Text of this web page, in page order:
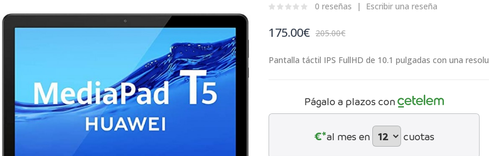
0 reseñas Escribir una reseña
175.00€ 205.00€
Pantalla táctil IPS FullHD de 10.1 pulgadas con una
Págalo a plazos con
€*al mes en cuotas